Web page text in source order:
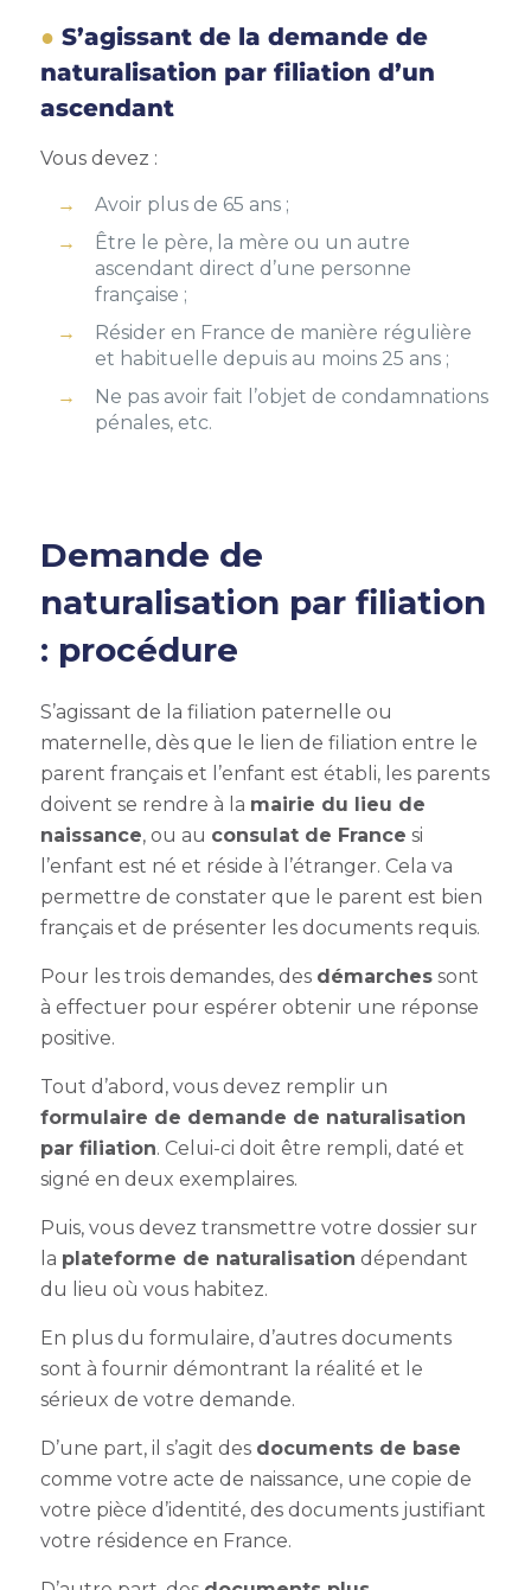
S’agissant de la demande de
naturalisation par filiation d’un
ascendant
Vous devez :
Avoir plus de 65 ans ;
Être le père, la mère ou un autre
ascendant direct d’une personne
française ;
Résider en France de manière régulière
et habituelle depuis au moins 25 ans ;
Ne pas avoir fait l’objet de condamnations
pénales, etc.
Demande de
naturalisation par filiation
: procédure
S’agissant de la filiation paternelle ou
maternelle, dès que le lien de filiation entre le
parent français et l’enfant est établi, les parents
doivent se rendre à la mairie du lieu de
naissance, ou au consulat de France si
l’enfant est né et réside à l’étranger. Cela va
permettre de constater que le parent est bien
français et de présenter les documents requis.
Pour les trois demandes, des démarchessont
à effectuer pour espérer obtenir une réponse
positive.
Tout d’abord, vous devez remplir un
formulaire de demande de naturalisation
par filiation. Celui-ci doit être rempli, daté et
signé en deux exemplaires.
Puis, vous devez transmettre votre dossier sur
la plateforme de naturalisation dépendant
du lieu où vous habitez.
En plus du formulaire, d’autres documents
sont à fournir démontrant la réalité et le
sérieux de votre demande.
D’une part, il s’agit des documents de base
comme votre acte de naissance, une copie de
votre pièce d’identité, des documents justifiant
votre résidence en France.